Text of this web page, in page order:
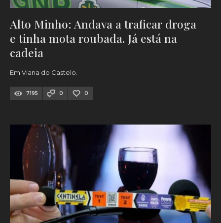
Alto Minho: Andava a traficar droga
e tinha mota roubada. Já está na
cadeia
Em Viana do Castelo.
7195 0 0